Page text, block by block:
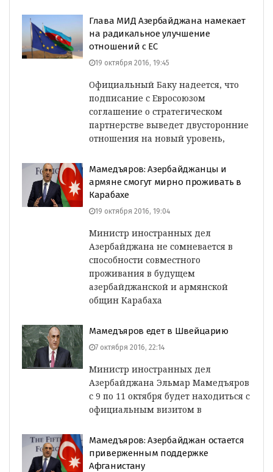
Глава МИД Азербайджана намекает
на радикальное улучшение
отношений с ЕС
19 октября 2016, 19:45
Официальный Баку надеется, что
подписание с Евросоюзом
соглашение о стратегическом
партнерстве выведет двусторонние
отношения на новый уровень,
Мамедъяров: Азербайджанцы и
армяне смогут мирно проживать в
Карабахе
19 октября 2016, 19:04
Министр иностранных дел
Азербайджана не сомневается в
способности совместного
проживания в будущем
азербайджанской и армянской
общин Карабаха
Мамедъяров едет в Швейцарию
7 октября 2016, 22:14
Министр иностранных дел
Азербайджана Эльмар Мамедъяров
с 9 по 11 октября будет находиться с
официальным визитом в
Мамедъяров: Азербайджан остается
приверженным поддержке
Афганистану